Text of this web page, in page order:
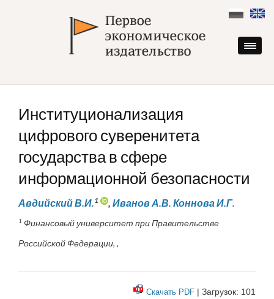
content
Институционализация
цифрового суверенитета
государства в сфере
информационной безопасности
Авдийский В.И.1 , Иванов А.В. Коннова И.Г.
1 Финансовый университет при Правительстве
Российской Федерации, ,
Скачать PDF | Загрузок: 101